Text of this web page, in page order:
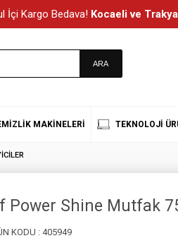
İçi Kargo Bedava! Kocaeli ve
MAKINELERI TEKNOLOJI
Power Shine Mutfak
KODU :405949